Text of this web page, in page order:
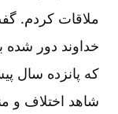
ملاقات کردم‌.
خداوند دور شده
که پانزده سال
شاهد اختلاف و